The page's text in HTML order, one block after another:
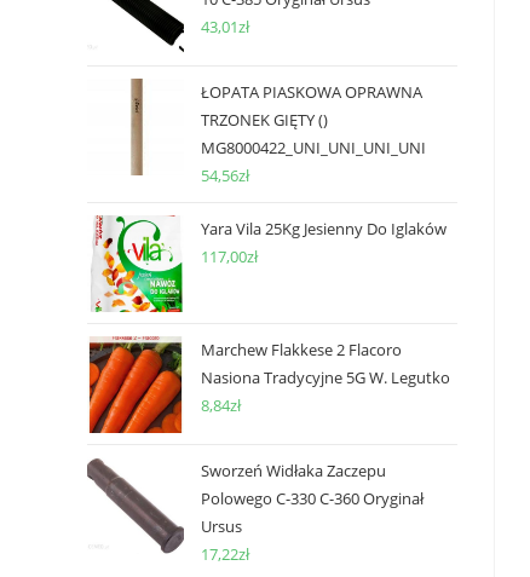
43,01zł
ŁOPATA PIASKOWA OPRAWNA
TRZONEK GIĘTY ()
MG8000422_UNI_UNI_UNI_UNI
54,56zł
Yara Vila 25Kg Jesienny Do Iglaków
117,00zł
Marchew Flakkese 2 Flacoro
Nasiona Tradycyjne 5G W. Legutko
8,84zł
Sworzeń Widłaka Zaczepu
Polowego C-330 C-360 Oryginał
Ursus
17,22zł